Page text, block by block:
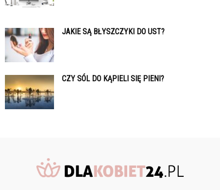
JAKIE SĄ BŁYSZCZYKI DO UST?
CZY SÓL DO KĄPIELI SIĘ PIENI?